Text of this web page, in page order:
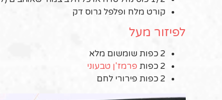
קורט מלח ופלפל גרוס דק
לפיזור מעל
2 כפות שומשום מלא
2 כפות
פרמז'ן טבעוני
2 כפות פירורי לחם